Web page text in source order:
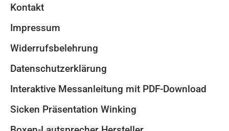
Kontakt
Impressum
Widerrufsbelehrung
Datenschutzerklärung
Interaktive Messanleitung mit PDF-Download
Sicken Präsentation Winking